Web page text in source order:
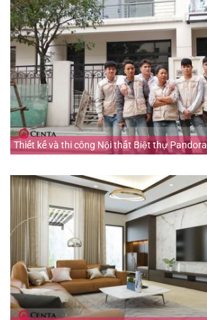
Thiết kế và thi công Nội thất Biệt thự Pandora